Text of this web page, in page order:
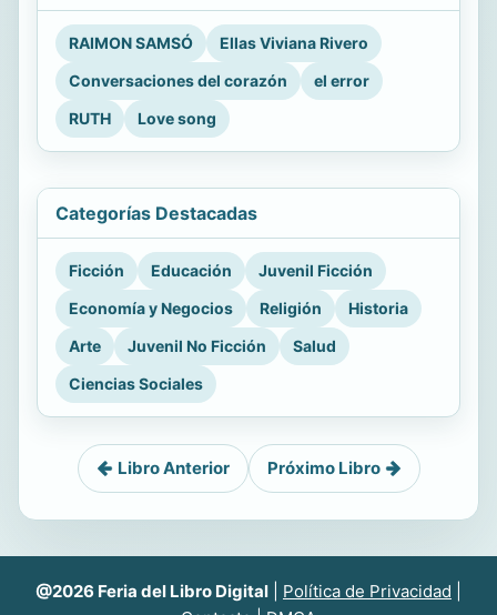
RAIMON SAMSÓ
Ellas Viviana Rivero
Conversaciones del corazón
el error
RUTH
Love song
Categorías Destacadas
Ficción Educación
Juvenil Ficción
Economía y Negocios
Religión
Historia
Arte
Juvenil No Ficción
Salud
Ciencias Sociales
Libro Anterior Próximo Libro
@2026 Feria del Libro Digital Política de Privacidad